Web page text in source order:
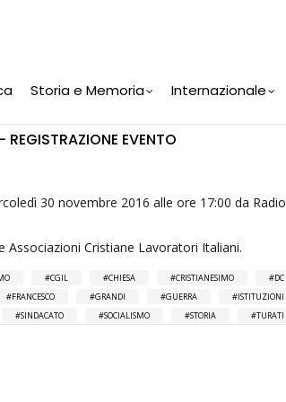
Storia e Memoria Internazionale
EVENTO
30 novembre 2016 alle ore 17:00 da Radio
Cristiane Lavoratori Italiani.
CGIL CHIESA CRISTIANESIMO
DC
FRANCESCO GRANDI GUERRA
ISTITUZIONI
SINDACATO SOCIALISMO STORIA TURATI